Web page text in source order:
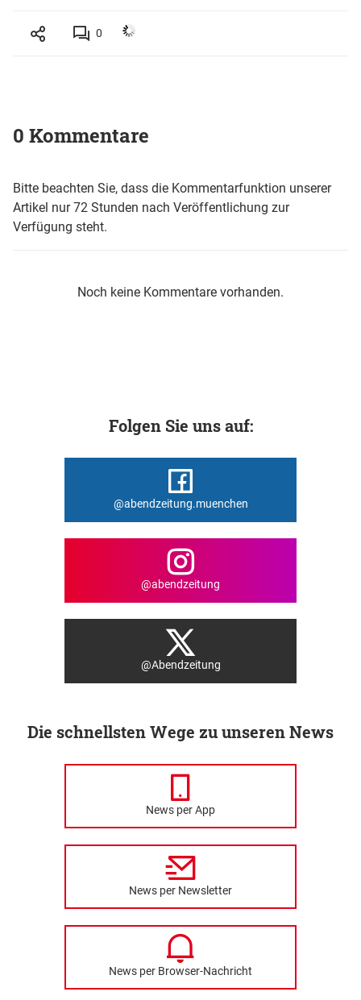
0
0 Kommentare
Bitte beachten Sie, dass die Kommentarfunktion unserer
Artikel nur 72 Stunden nach Veröffentlichung zur
Verfügung steht.
Noch keine Kommentare vorhanden.
Folgen Sie uns auf:
@abendzeitung.muenchen
@abendzeitung
@Abendzeitung
Die schnellsten Wege zu unseren News
News per App
News per Newsletter
News per Browser-Nachricht